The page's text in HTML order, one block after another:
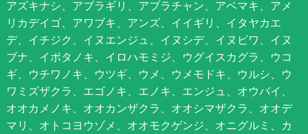
アズキナシ、アブラギリ、アブラチャン、アベマキ、アメ
リカデイゴ、アワブキ、アンズ、イイギリ、イタヤカエ
デ、イチジク、イヌエンジュ、イヌシデ、イヌビワ、イヌ
ブナ、イボタノキ、イロハモミジ、ウグイスカグラ、ウコ
ギ、ウチワノキ、ウツギ、ウメ、ウメモドキ、ウルシ、ウ
ワミズザクラ、エゴノキ、エノキ、エンジュ、オウバイ、
オオカメノキ、オオカンザクラ、オオシマザクラ、オオデ
マリ、オトコヨウゾメ、オオモクゲンジ、オニグルミ、カ